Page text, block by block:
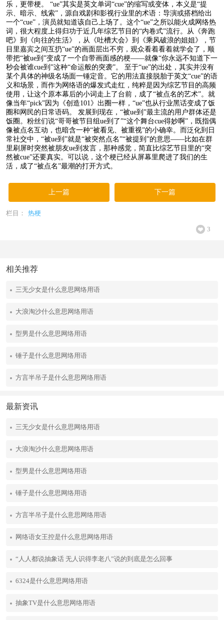
乐，更带梗。 “ue”其实是英文单词“cue”的缩写或变体，本义是“提
示、暗示、线索”，源自戏剧和影视行业里的术语：导演或搭档给出
一个“cue”，演员就知道该自己上场了。这个“ue”之所以能火成网络热
词，很大程度上得归功于近几年综艺节目的“内卷式”流行。从《奔跑
吧》到《向往的生活》，从《吐槽大会》到《乘风破浪的姐姐》，节
目里嘉宾之间互扔“ue”的画面层出不穷，观众看着看着就学会了，顺
带把“被ue到”变成了一个自带画面感的梗——就像“你永远不知道下一
秒会被谁cue到”这种“命运般的突袭”。 至于“ue”的出处，其实并没有
某个具体的神级名场面一锤定音。它的用法直接脱胎于英文“cue”的语
义和场景，而作为网络语的爆发式走红，纯粹是因为综艺节目的高频
使用，让这个原本幕后的小词走上了台前，成了“被点名的艺术”。就
像当年“pick”因为《创造101》出圈一样，“ue”也从行业黑话变成了饭
圈和网民的日常语码。 发展到现在，“被ue到”最主流的用户群体还是
饭圈。粉丝们说“哥哥被节目组ue到了”“这个舞台cue得妙啊”，既指偶
像被点名互动，也暗含一种“被看见、被重视”的小确幸。而泛化到日
常社交中，“被ue到”就是“被突然点名”“被提到”的意思——比如在群
里刷屏时突然被朋友ue到发言，那种感觉，简直比综艺节目里的“突
然被cue”还要真实。可以说，这个梗已经从屏幕里爬进了我们的生
活，成了“被点名”最潮的打开方式。
上一篇 下一篇
栏目： 热梗
3
相关推荐
三无少女是什么意思网络用语
大浪淘沙什么意思网络用语
型男是什么意思网络用语
锤子是什么意思网络用语
方言半吊子是什么意思网络用语
最新资讯
三无少女是什么意思网络用语
大浪淘沙什么意思网络用语
型男是什么意思网络用语
锤子是什么意思网络用语
方言半吊子是什么意思网络用语
网络语女王控是什么意思网络用语
“人人都说抽象话 无人识得李老八”说的到底是怎么回事
6324是什么意思网络用语
抽象TV是什么意思网络用语